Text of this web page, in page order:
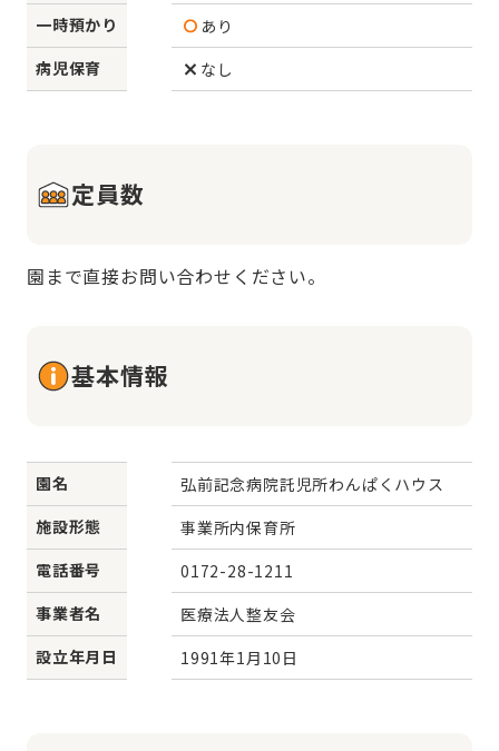
一時預かり
あり
病児保育
なし
定員数
園まで直接お問い合わせください。
基本情報
園名
弘前記念病院託児所わんぱくハウス
施設形態
事業所内保育所
電話番号
0172-28-1211
事業者名
医療法人整友会
設立年月日
1991年1月10日